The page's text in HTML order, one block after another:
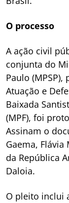
O processo
A ação civil
conjunta do
Paulo
Atuação e
Baixada
(MPF), foi
Assinam o
Gaema,
da República
Daloia.
O pleito inclui